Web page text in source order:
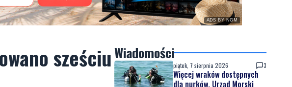
ADS BY NGM
sześciuWiadomości
piątek, 7 sierpnia 2026 3
Więcej wraków dostępnych
dla nurków. Urząd Morski